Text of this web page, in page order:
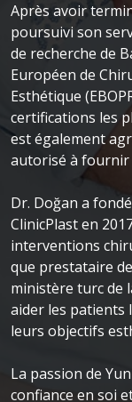
Après avoir
poursuivi son
de recherche de
Européen de
Esthétique
certifications les
est également
autorisé à fournir
Dr. Doğan a
ClinicPlast en
interventions
que prestataire
ministère turc de
aider les patients
leurs objectifs
La passion de
confiance en soi